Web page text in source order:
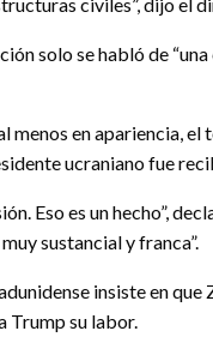
solo se habló de
menos en apariencia,
ucraniano fue
Eso es un hecho”,
sustancial y franca”.
insiste en
Trump su labor.